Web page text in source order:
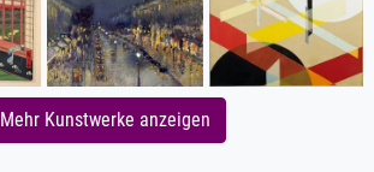
Mehr Kunstwerke anzeigen